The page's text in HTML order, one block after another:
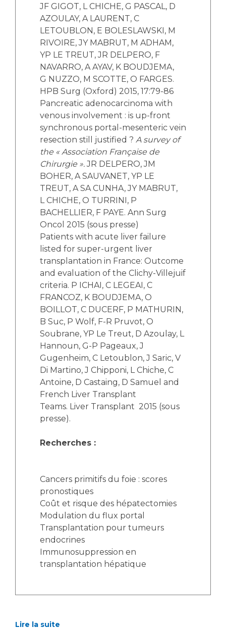
JF GIGOT, L CHICHE, G PASCAL, D
AZOULAY, A LAURENT, C
LETOUBLON, E BOLESLAWSKI, M
RIVOIRE, JY MABRUT, M ADHAM,
YP LE TREUT, JR DELPERO, F
NAVARRO, A AYAV, K BOUDJEMA,
G NUZZO, M SCOTTE, O FARGES.
HPB Surg (Oxford) 2015, 17:79-86
Pancreatic adenocarcinoma with
venous involvement : is up-front
synchronous portal-mesenteric vein
resection still justified ? A survey of
the « Association Française de
Chirurgie ».JR DELPERO, JM
BOHER, A SAUVANET, YP LE
TREUT, A SA CUNHA, JY MABRUT,
L CHICHE, O TURRINI, P
BACHELLIER, F PAYE. Ann Surg
Oncol 2015 (sous presse)
Patients with acute liver failure
listed for super-urgent liver
transplantation in France: Outcome
and evaluation of the Clichy-Villejuif
criteria. P ICHAI, C LEGEAI, C
FRANCOZ, K BOUDJEMA, O
BOILLOT, C DUCERF, P MATHURIN,
B Suc, P Wolf, F-R Pruvot, O
Soubrane, YP Le Treut, D Azoulay, L
Hannoun, G-P Pageaux, J
Gugenheim, C Letoublon, J Saric, V
Di Martino, J Chipponi, L Chiche, C
Antoine, D Castaing, D Samuel and
French Liver Transplant
Teams. Liver Transplant 2015 (sous
presse).
Recherches :
Cancers primitifs du foie : scores
pronostiques
Coût et risque des hépatectomies
Modulation du flux portal
Transplantation pour tumeurs
endocrines
Immunosuppression en
transplantation hépatique
Lire la suite